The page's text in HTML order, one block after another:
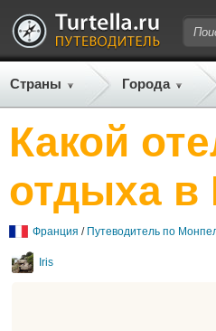
Страны Города
Какой
отдыха в
Франция / Путеводитель по
Iris